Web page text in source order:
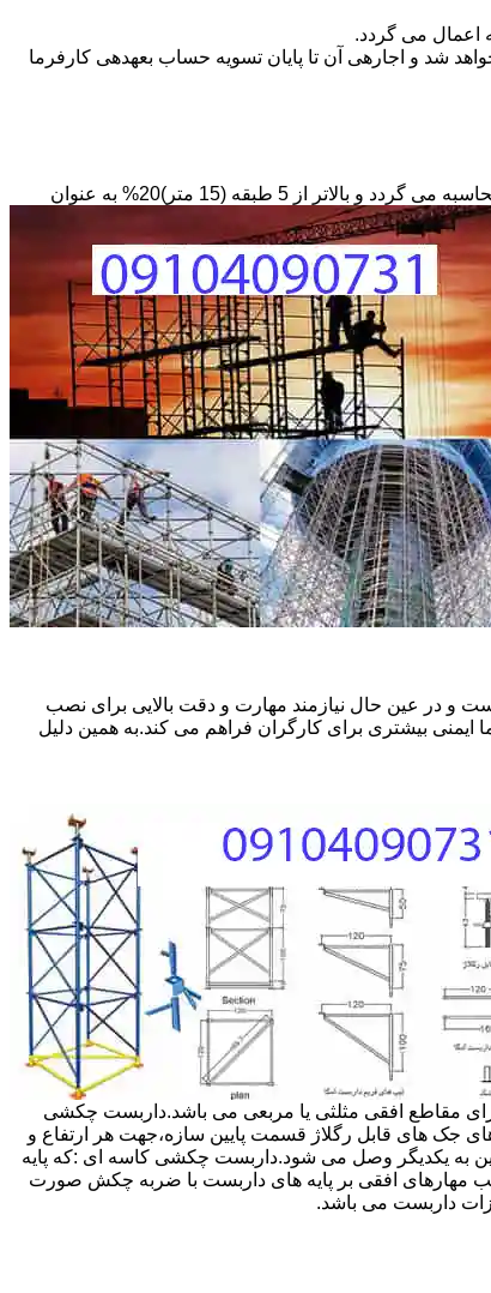
اعمال می گردد.
شد و اجاره­ی آن تا پایان تسویه حساب بعهده­ی کارفرما
مبنای محاسبه داربستی که بصورت حفاظ در ارتفاع نصب می­گردد بصورت طول کار در عرض در حداقل ارتفاع 6 متر بر مبنای ریالی بند 2 محاسبه می گردد و بالاتر از 5 طبقه (15 متر)20% به عنوان
و در عین حال نیازمند مهارت و دقت بالایی برای نصب
ایمنی بیشتری برای کارگران فراهم می کند.به همین دلیل
هر ارتفاعی قابل تنظیم می باشد.عرض فریم داربست مثلثی ۱۲۰ سانتی متر بوده که دارای مقاطع افقی مثلثی یا مربعی می باشد.داربست چکشی
جک های قابل رگلاژ قسمت پایین سازه،جهت هر ارتفاع و
به یکدیگر وصل می شود.داربست چکشی کاسه ای :که پایه
مهارهای افقی بر پایه های داربست با ضربه چکش صورت
داربست می باشد.